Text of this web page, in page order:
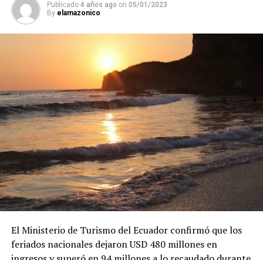
Publicado 4 años ago on 05/01/2023
By elamazonico
El Ministerio de Turismo del Ecuador confirmó que los
feriados nacionales dejaron USD 480 millones en